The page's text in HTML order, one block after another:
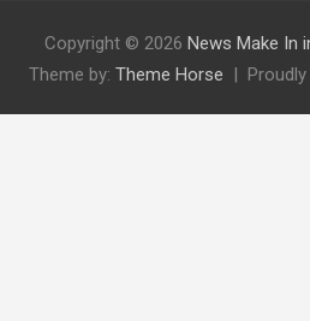
Copyright © 2026 News Make In
Theme by: Theme Horse